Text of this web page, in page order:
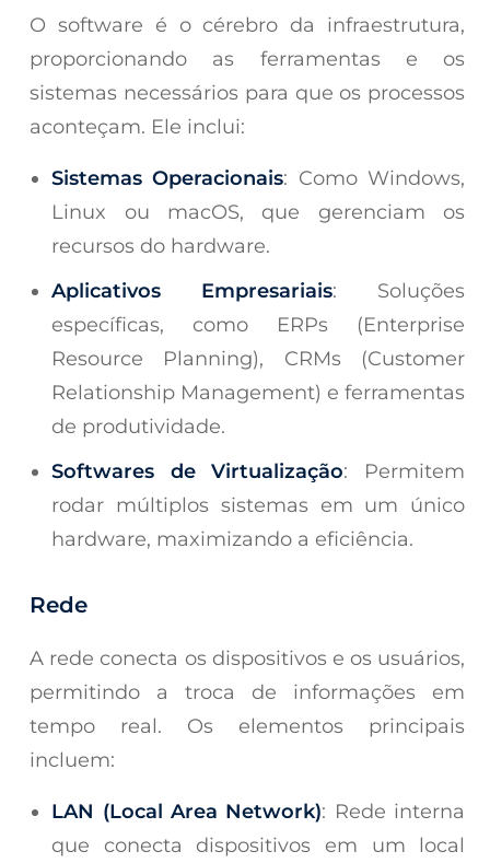
O software é o cérebro da infraestrutura,
proporcionando as ferramentas e os
sistemas necessários para que os processos
aconteçam. Ele inclui:
Sistemas Operacionais: Como Windows,
Linux ou macOS, que gerenciam os
recursos do hardware.
Aplicativos Empresariais: Soluções
específicas, como ERPs (Enterprise
Resource Planning), CRMs (Customer
Relationship Management) e ferramentas
de produtividade.
Softwares de Virtualização: Permitem
rodar múltiplos sistemas em um único
hardware, maximizando a eficiência.
Rede
A rede conecta os dispositivos e os usuários,
permitindo a troca de informações em
tempo real. Os elementos principais
incluem:
LAN (Local Area Network): Rede interna
que conecta dispositivos em um local